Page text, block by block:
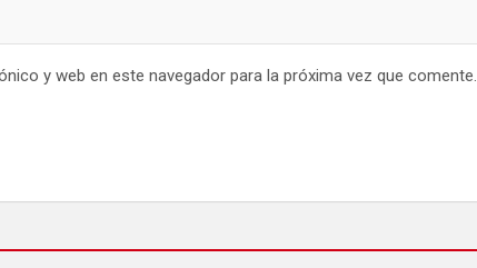
y web en este navegador para la próxima vez que comente.